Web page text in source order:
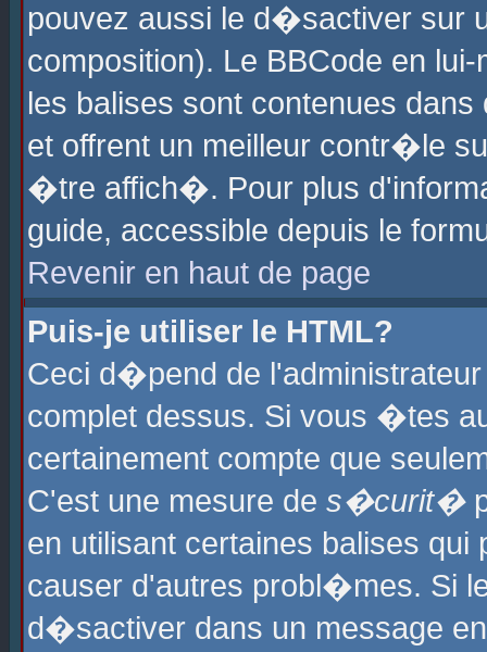
pouvez aussi le d�sactiver sur
composition). Le BBCode en
les balises sont contenues
et offrent un meilleur contr�le
�tre affich�. Pour plus
guide, accessible depuis le
Revenir en haut de page
Puis-je utiliser le HTML?
Ceci d�pend de
complet dessus. Si vous �tes
certainement compte que
C'est une mesure de s�curit�
en utilisant certaines balises
causer d'autres probl�mes. Si
d�sactiver dans un message